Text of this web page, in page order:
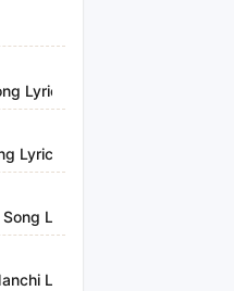
Lyrics | Hosanna Ministries
Lyrics
Lyrics
Lekunna